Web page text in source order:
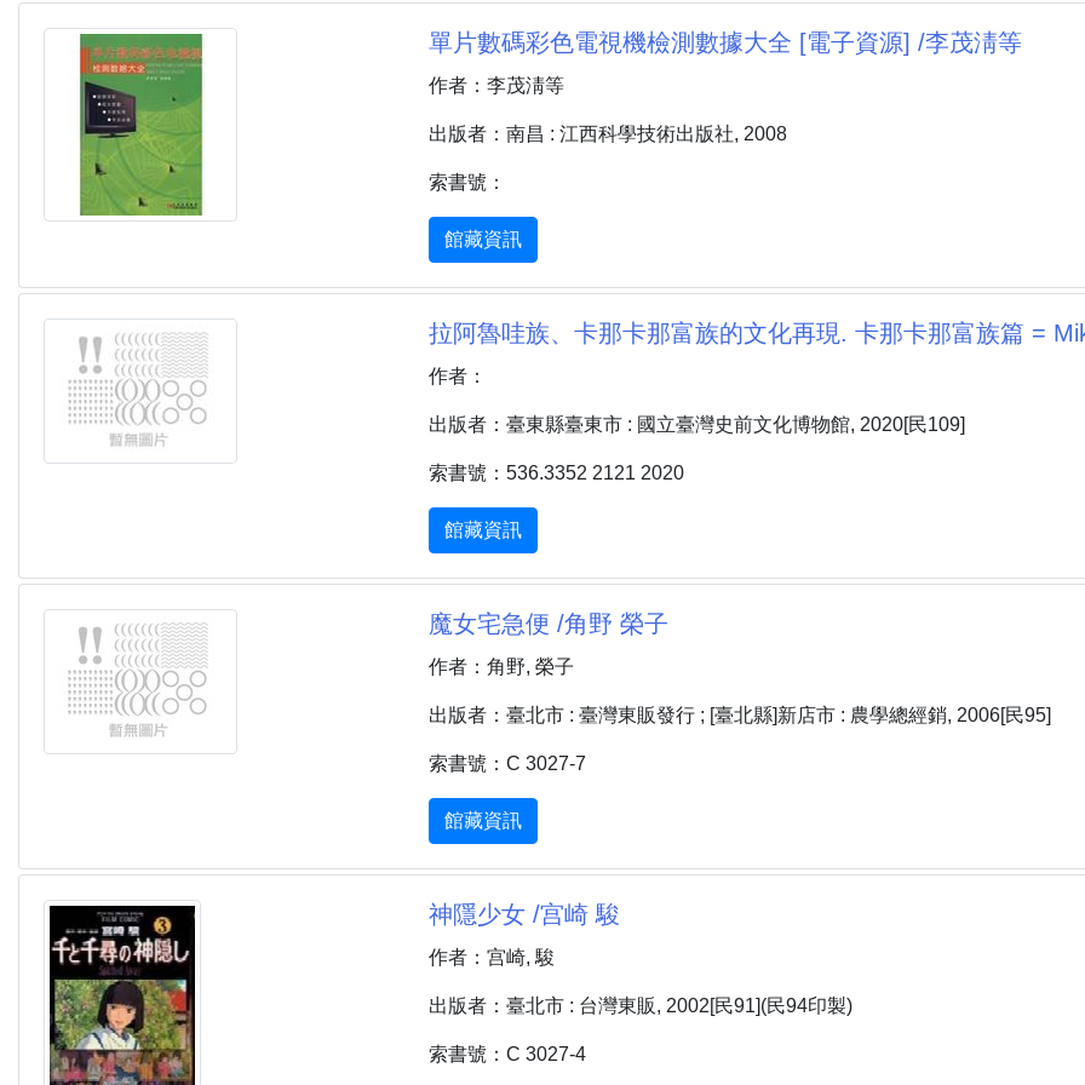
單片數碼彩色電視機檢測數據大全 [電子資源] /李茂淸等
作者：李茂淸等
出版者：南昌 : 江西科學技術出版社, 2008
索書號：
館藏資訊
拉阿魯哇族、卡那卡那富族的文化再現. 卡那卡那富族篇 =
作者：
出版者：臺東縣臺東市 : 國立臺灣史前文化博物館, 2020[民109]
索書號：536.3352 2121 2020
館藏資訊
魔女宅急便 /角野 榮子
作者：角野, 榮子
出版者：臺北市 : 臺灣東販發行 ; [臺北縣]新店市 : 農學總經銷, 2006[民95]
索書號：C 3027-7
館藏資訊
神隱少女 /宫崎 駿
作者：宫崎, 駿
出版者：臺北市 : 台灣東販, 2002[民91](民94印製)
索書號：C 3027-4